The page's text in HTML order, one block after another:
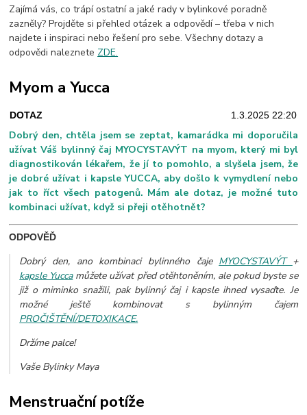
Zajímá vás, co trápí ostatní a jaké rady v bylinkové poradně
zazněly? Projděte si přehled otázek a odpovědí – třeba v nich
najdete i inspiraci nebo řešení pro sebe. Všechny dotazy a
odpovědi naleznete ZDE.
Myom a Yucca
DOTAZ 1.3.2025 22:20
Dobrý den, chtěla jsem se zeptat, kamarádka mi doporučila
užívat Váš bylinný čaj MYOCYSTAVÝT na myom, který mi byl
diagnostikován lékařem, že jí to pomohlo, a slyšela jsem, že
je dobré užívat i kapsle YUCCA, aby došlo k vymydlení nebo
jak to říct všech patogenů. Mám ale dotaz, je možné tuto
kombinaci užívat, když si přeji otěhotnět?
ODPOVĚĎ
Dobrý den, ano kombinaci bylinného čaje MYOCYSTAVÝT +
kapsle Yuccamůžete užívat před otěhtoněním, ale pokud byste se
již o miminko snažili, pak bylinný čaj i kapsle ihned vysaďte. Je
možné ještě kombinovat s bylinným čajem
PROČIŠTĚNÍ/DETOXIKACE.
Držíme palce!
Vaše Bylinky Maya
Menstruační potíže